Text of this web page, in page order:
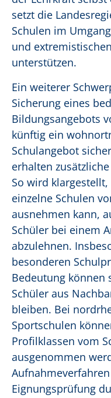
setzt die
Schulen im
und
unterstützen.
Ein weiterer
Sicherung eines
Bildungsangebots
künftig ein
Schulangebot
erhalten
So wird
einzelne Schulen
ausnehmen kann,
Schüler bei einem
abzulehnen.
besonderen
Bedeutung können
Schüler aus
bleiben. Bei
Sportschulen
Profilklassen vom
ausgenommen
Eignungsprüfung